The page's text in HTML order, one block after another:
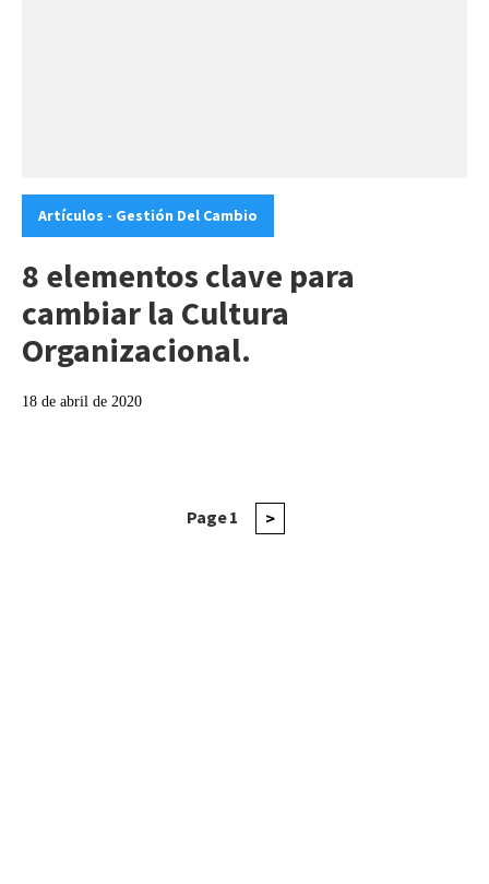
Categories:
Artículos - Gestión Del Cambio
8 elementos clave para
cambiar la Cultura
Organizacional.
18 de abril de 2020
Page1
Next
>